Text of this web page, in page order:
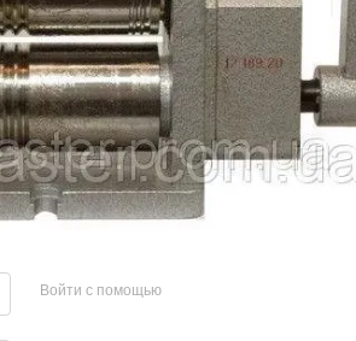
Войти с помощью